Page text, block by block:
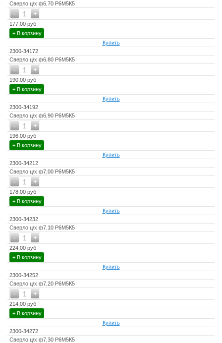
Сверло ц/х ф6,70 Р6М5К5
+
- 1
177.00 руб
+ В корзину
Купить
2300-34172
Сверло ц/х ф6,80 Р6М5К5
+
- 1
190.00 руб
+ В корзину
Купить
2300-34192
Сверло ц/х ф6,90 Р6М5К5
+
- 1
196.00 руб
+ В корзину
Купить
2300-34212
Сверло ц/х ф7,00 Р6М5К5
+
- 1
178.00 руб
+ В корзину
Купить
2300-34232
Сверло ц/х ф7,10 Р6М5К5
+
- 1
224.00 руб
+ В корзину
Купить
2300-34252
Сверло ц/х ф7,20 Р6М5К5
+
- 1
214.00 руб
+ В корзину
Купить
2300-34272
Сверло ц/х ф7,30 Р6М5К5